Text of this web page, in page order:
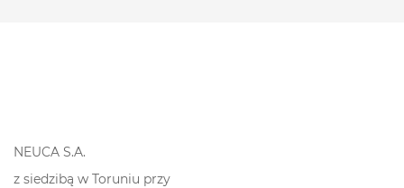
NEUCA S.A.
z siedzibą w Toruniu przy